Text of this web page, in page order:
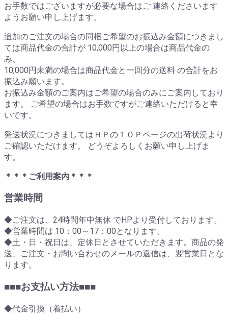
お手数ではございますが必要な場合はご 連絡くださいます
ようお願い申し上げます。
追加のご注文の場合の同梱ご希望のお振込み金額につきまし
ては商品代金の合計が 10,000円以上の場合は商品代金の
み、
10,000円未満の場合は商品代金と一回分の送料 の合計をお
振込み願います。
お振込み金額のご案内はご希望の場合のみにご案内しており
ます。 ご希望の場合はお手数ですがご連絡いただけると幸
いです。
発送状況につきましてはＨＰのＴＯＰページの出荷状況より
ご確認いただけます。 どうぞよろしくお願い申し上げま
す。
＊＊＊ご利用案内＊＊＊
営業時間
◆ご注文は、24時間年中無休 でHPより受付しております。
◆営業時間は 10：00～17：00となります。
◆土・日・祝日は、定休日とさせていただきます。商品の発
送、ご注文・お問い合わせのメールの返信は、翌営業日とな
ります。
■■■お支払い方法■■■
◆代金引換（着払い）